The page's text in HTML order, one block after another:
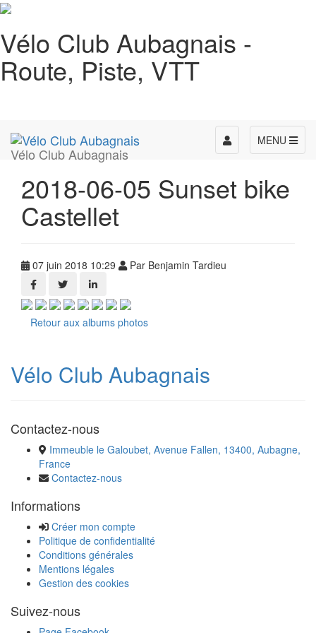
Vélo Club Aubagnais -
Route, Piste, VTT
Vélo Club Aubagnais
MENU
Toggle
navigation
2018-06-05 Sunset bike
Castellet
07 juin 2018 10:29 Par Benjamin Tardieu
Retour aux albums photos
Vélo Club Aubagnais
Contactez-nous
Immeuble le Galoubet, Avenue Fallen, 13400, Aubagne,
France
Contactez-nous
Informations
Créer mon compte
Politique de confidentialité
Conditions générales
Mentions légales
Gestion des cookies
Suivez-nous